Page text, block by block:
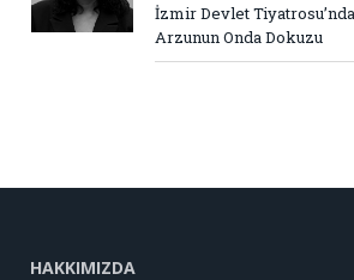
İzmir Devlet
Arzunun Onda Dokuzu
HAKKIMIZDA